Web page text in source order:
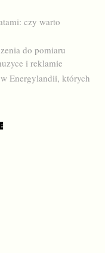
czy warto
do pomiaru
i reklamie
Energylandii, których